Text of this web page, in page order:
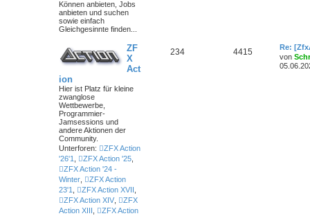
Können anbieten, Jobs
anbieten und suchen
sowie einfach
Gleichgesinnte finden...
ZF
X
Act
ion
Hier ist Platz für kleine
zwanglose
Wettbewerbe,
Programmier-
Jamsessions und
andere Aktionen der
Community.
Unterforen:
ZFX Action
'26'1
ZFX Action '25
ZFX Action '24 -
Winter
ZFX Action
23'1
ZFX Action XVII
ZFX Action XIV
ZFX
Action XIII
ZFX Action
234 4415
Re:
von